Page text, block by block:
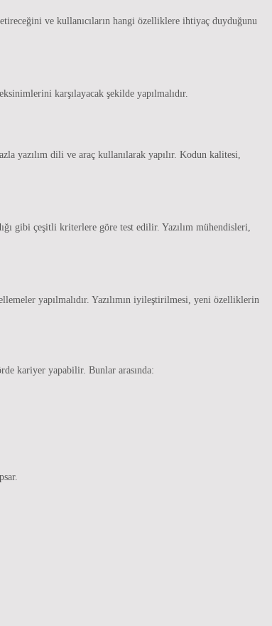
ve kullanıcıların hangi özelliklere ihtiyaç duyduğunu
karşılayacak şekilde yapılmalıdır.
yazılım dili ve araç kullanılarak yapılır. Kodun kalitesi,
gibi çeşitli kriterlere göre test edilir. Yazılım mühendisleri,
yapılmalıdır. Yazılımın iyileştirilmesi, yeni özelliklerin
kariyer yapabilir. Bunlar arasında: